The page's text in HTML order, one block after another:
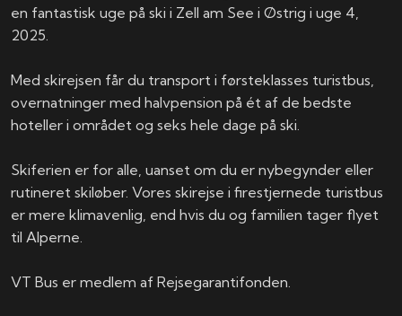
en fantastisk uge på ski i Zell am See i Østrig i uge 4,
2025.
Med skirejsen får du transport i førsteklasses turistbus,
overnatninger med halvpension på ét af de bedste
hoteller i området og seks hele dage på ski.
Skiferien er for alle, uanset om du er nybegynder eller
rutineret skiløber. Vores skirejse i firestjernede turistbus
er mere klimavenlig, end hvis du og familien tager flyet
til Alperne.
VT Bus er medlem af Rejsegarantifonden.